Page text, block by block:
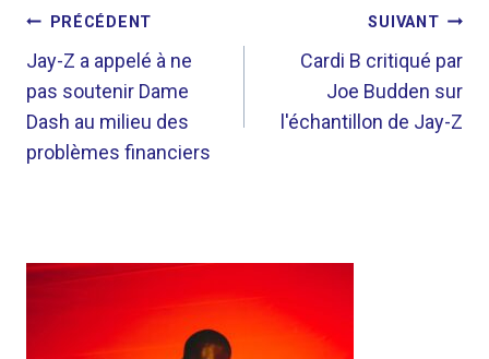
NAVIGATION
DE
L’ARTICLE
PRÉCÉDENT
Jay-Z a appelé à ne
pas soutenir Dame
Dash au milieu des
problèmes financiers
SUIVANT
Cardi B critiqué par
Joe Budden sur
l'échantillon de Jay-Z